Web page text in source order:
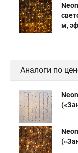
м,
Аналоги по